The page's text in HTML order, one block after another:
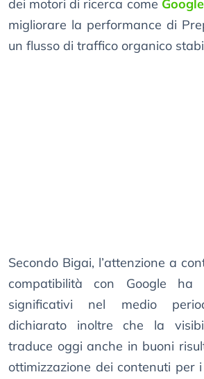
dei motori di ricerca come Google
migliorare la performance di
un flusso di traffico organico
Secondo Bigai, l’attenzione a
compatibilità con Google ha
significativi nel medio
dichiarato inoltre che la
traduce oggi anche in buoni
ottimizzazione dei contenuti per